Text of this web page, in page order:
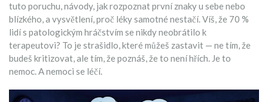
tuto poruchu, návody, jak rozpoznat první znaky u sebe nebo
blízkého, a vysvětlení, proč léky samotné nestačí. Víš, že 70 %
lidí s patologickým hráčstvím se nikdy neobrátilo k
terapeutovi? To je strašidlo, které můžeš zastavit — ne tím, že
budeš kritizovat, ale tím, že poznáš, že to není hřích. Je to
nemoc. A nemoci se léčí.